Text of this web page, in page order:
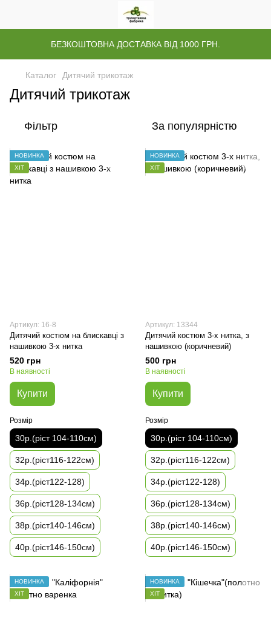
БЕЗКОШТОВНА ДОСТАВКА ВІД 1000 ГРН.
Каталог Дитячий трикотаж
Дитячий трикотаж
Фільтр За популярністю
НОВИНКА
ХІТ
Артикул: 16-8
Дитячий костюм на блискавці з
нашивкою 3-х нитка
520 грн
В наявності
Купити
Розмір
30р.(ріст 104-110см)
32р.(ріст116-122см)
34р.(ріст122-128)
36р.(ріст128-134см)
38р.(ріст140-146см)
40р.(ріст146-150см)
НОВИНКА
ХІТ
Артикул: 13344
Дитячий костюм 3-х нитка, з
нашивкою (коричневий)
500 грн
В наявності
Купити
Розмір
30р.(ріст 104-110см)
32р.(ріст116-122см)
34р.(ріст122-128)
36р.(ріст128-134см)
38р.(ріст140-146см)
40р.(ріст146-150см)
НОВИНКА
ХІТ
НОВИНКА
ХІТ